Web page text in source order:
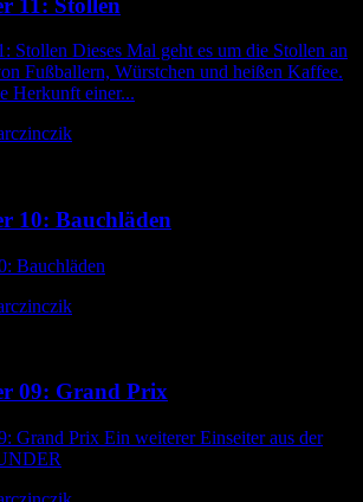
Stollen Dieses Mal geht es um die Stollen an
Fußballern, Würstchen und heißen Kaffee.
Herkunft einer...
10: Bauchläden
Bauchläden
09: Grand Prix
Grand Prix Ein weiterer Einseiter aus der